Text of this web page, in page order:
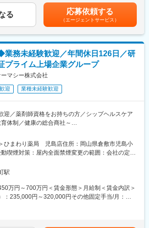
に於けるご高齢者様の豊かな生活の実現を目指し
績、規模共にこれから始動する会社です。
社の定める業務
サービスの企画立案、提案、事業化の推進
の改善提案や標準化・業務効率化の企画実施
域連携モデルの立案・管理
職や経営層と連携したプロジェクト推進
在宅療養支援、介護福祉サービス等、地域の多様
たワンストップ型サービスを展開しています。
企画室）に所属し、薬剤師・介護士・看護師など
ます。
ない仕組み」を自らの企画・行動で実現し、制度
続的な支援の仕組みを生み出せることが特徴で
もとに地域社会の課題解決に挑戦できます。
、年次評価制度を整備。業務に応じてリモートワ
であり、選考を通じて上下する可能性がありま
)は固定手当を含めた表記です。
る 応募依頼する
（エージェントサービス）
業務未経験歓迎／年間休日126日／研
プライム上場企業グループ
マシー株式会社
迎 業種未経験歓迎
迎／薬剤師資格をお持ちの方／シップヘルスケア
体制／健康の総合商社～
、服薬支援、薬歴管理、在宅業務、OTC販売など
器内科／循環器内科／呼吸器内科／神経内科／脳
外科／精神科・心療内科／眼科／耳鼻咽喉科／皮
／小児科
ひまわり薬局 児島店住所：岡山県倉敷市児島小
喫煙対策：屋内全面禁煙変更の範囲：会社の定め
駅
万円～700万円＜賃金形態＞月給制＜賃金内訳＞
：235,000円～320,000円その他固定手当/月：